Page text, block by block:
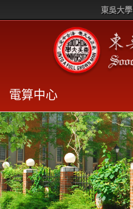
東吳大學
電算中心